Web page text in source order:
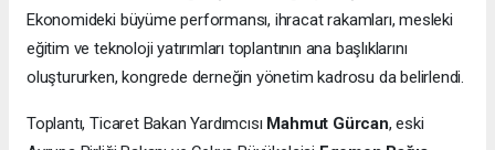
Ekonomideki büyüme performansı, ihracat rakamları, mesleki
eğitim ve teknoloji yatırımları toplantının ana başlıklarını
oluştururken, kongrede derneğin yönetim kadrosu da belirlendi.
Toplantı, Ticaret Bakan Yardımcısı Mahmut Gürcan, eski